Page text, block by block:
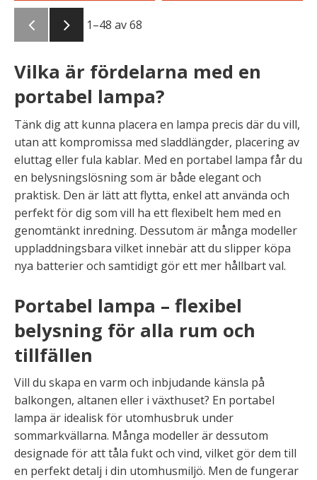
1–48 av68
Vilka är fördelarna med en
portabel lampa?
Tänk dig att kunna placera en lampa precis där du vill,
utan att kompromissa med sladdlängder, placering av
eluttag eller fula kablar. Med en portabel lampa får du
en belysningslösning som är både elegant och
praktisk. Den är lätt att flytta, enkel att använda och
perfekt för dig som vill ha ett flexibelt hem med en
genomtänkt inredning. Dessutom är många modeller
uppladdningsbara vilket innebär att du slipper köpa
nya batterier och samtidigt gör ett mer hållbart val.
Portabel lampa – flexibel
belysning för alla rum och
tillfällen
Vill du skapa en varm och inbjudande känsla på
balkongen, altanen eller i växthuset? En portabel
lampa är idealisk för utomhusbruk under
sommarkvällarna. Många modeller är dessutom
designade för att tåla fukt och vind, vilket gör dem till
en perfekt detalj i din utomhusmiljö. Men de fungerar